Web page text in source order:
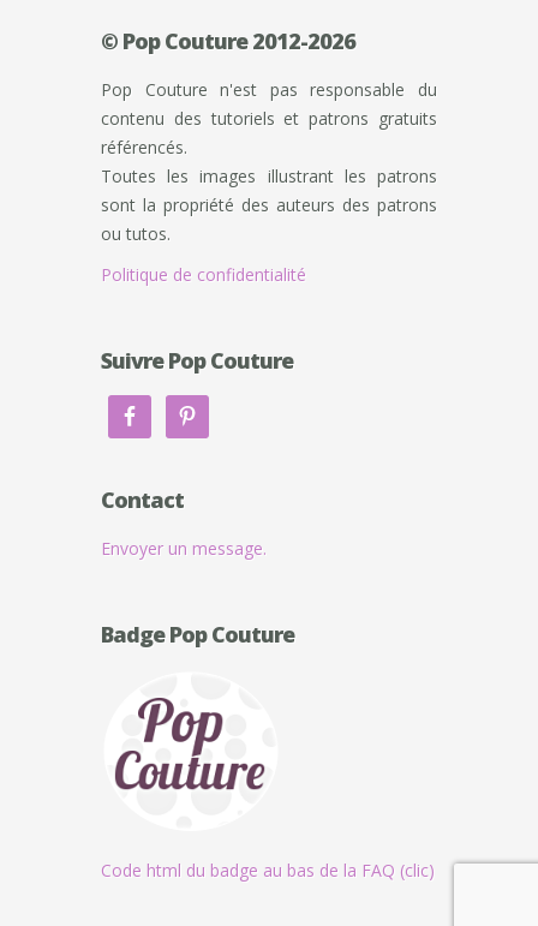
© Pop Couture 2012-2026
Pop Couture n'est pas responsable du
contenu des tutoriels et patrons gratuits
référencés.
Toutes les images illustrant les patrons
sont la propriété des auteurs des patrons
ou tutos.
Politique de confidentialité
Suivre Pop Couture
Contact
Envoyer un message.
Badge Pop Couture
Code html du badge au bas de la FAQ (clic)